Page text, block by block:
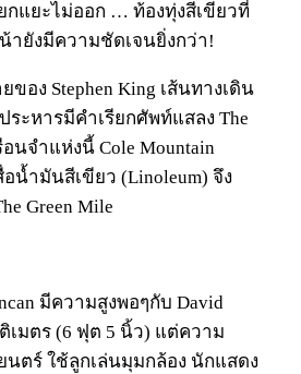
แยะไม่ออก … ท้องทุ่งสีเขียวที่
ายังมีความชัดเจนยิ่งกว่า!
ของ Stephen King เส้นทางเดิน
ะหารมีคำเรียกศัพท์แสลง The
นจำแห่งนี้ Cole Mountain
อน้ำมันสีเขียว (Linoleum) จึง
Green Mile
มีความสูงพอๆกับ David
เมตร (6 ฟุต 5 นิ้ว) แต่ความ
ตร์ ใช้ลูกเล่นมุมกล้อง นักแสดง